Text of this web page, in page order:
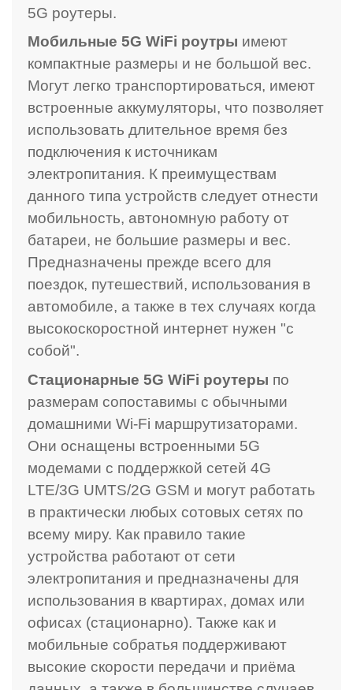
5G роутеры.
Мобильные 5G WiFi роутры имеют
компактные размеры и не большой вес.
Могут легко транспортироваться, имеют
встроенные аккумуляторы, что позволяет
использовать длительное время без
подключения к источникам
электропитания. К преимуществам
данного типа устройств следует отнести
мобильность, автономную работу от
батареи, не большие размеры и вес.
Предназначены прежде всего для
поездок, путешествий, использования в
автомобиле, а также в тех случаях когда
высокоскоростной интернет нужен "с
собой".
Стационарные 5G WiFi роутеры по
размерам сопоставимы с обычными
домашними Wi-Fi маршрутизаторами.
Они оснащены встроенными 5G
модемами с поддержкой сетей 4G
LTE/3G UMTS/2G GSM и могут работать
в практически любых сотовых сетях по
всему миру. Как правило такие
устройства работают от сети
электропитания и предназначены для
использования в квартирах, домах или
офисах (стационарно). Также как и
мобильные собратья поддерживают
высокие скорости передачи и приёма